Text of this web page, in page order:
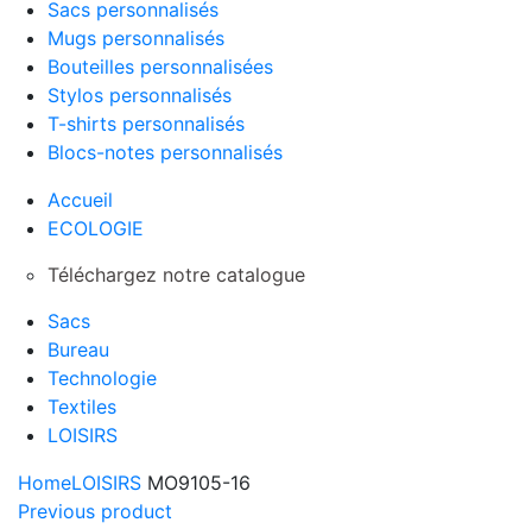
Sacs personnalisés
Mugs personnalisés
Bouteilles personnalisées
Stylos personnalisés
T-shirts personnalisés
Blocs-notes personnalisés
Accueil
ECOLOGIE
Téléchargez notre catalogue
Sacs
Bureau
Technologie
Textiles
LOISIRS
HomeLOISIRS MO9105-16
Previous product